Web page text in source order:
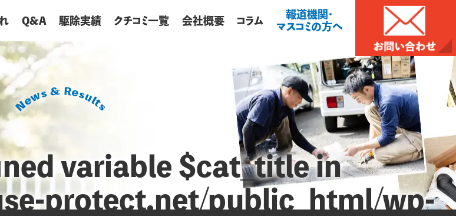
Q&A 駆除実績 クチコミ一覧 会社概要 コラム
報道機関・
マスコミの方へ
variable $cat_title in
protect.net/public_html/wp-